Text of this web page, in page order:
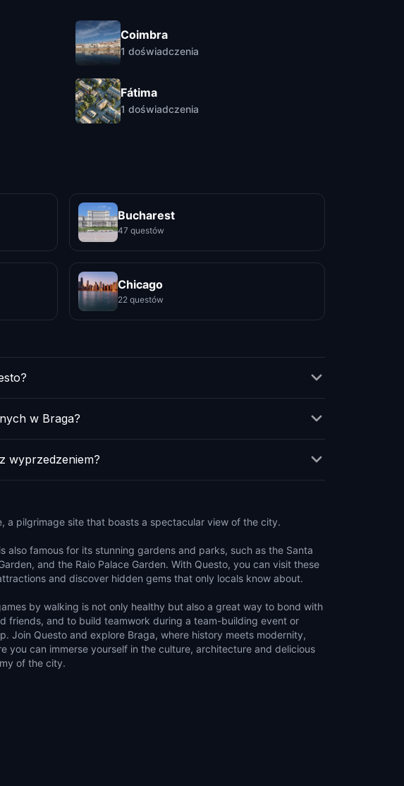
Coimbra
1 doświadczenia
Fátima
1 doświadczenia
Bucharest
47 questów
Chicago
22 questów
w Braga?
wyprzedzeniem?
a pilgrimage site that boasts a spectacular view of the city.
also famous for its stunning gardens and parks, such as the Santa
and the Raio Palace Garden. With Questo, you can visit these
and discover hidden gems that only locals know about.
by walking is not only healthy but also a great way to bond with
friends, and to build teamwork during a team-building event or
Join Questo and explore Braga, where history meets modernity,
you can immerse yourself in the culture, architecture and delicious
of the city.